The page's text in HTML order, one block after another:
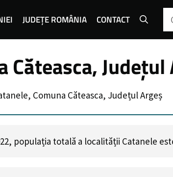
JUDEȚE ROMÂNIA CONTACT
Căteasca, Județul
Comuna Căteasca, Județul Argeș
populația totală a localității Catanele